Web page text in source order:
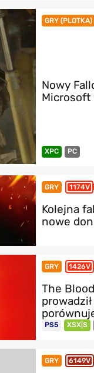
GRY (PLOTKA)
Nowy
Microsoft
XPC PC
GRY 1174V
Kolejna
nowe
GRY 1426V
The
PS5 XSX|S
GRY 6149V